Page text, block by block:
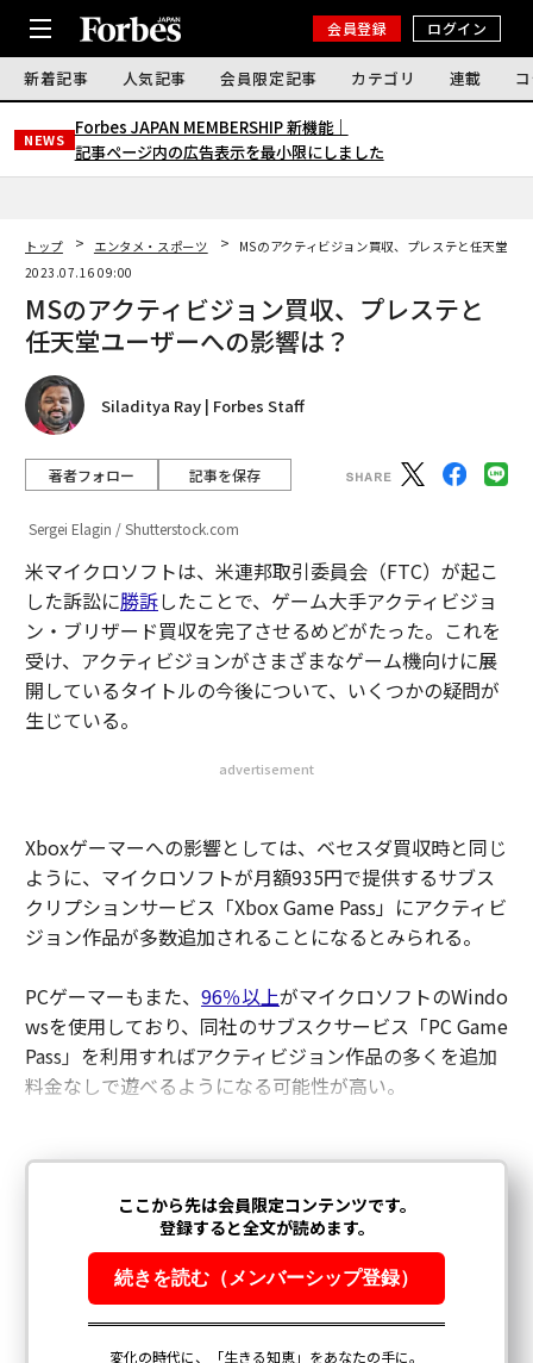
会員登録 ログイン
新着記事 人気記事 会員限定記事 カテゴリ 連載
NEWS
Forbes JAPAN MEMBERSHIP 新機能｜
記事ページ内の広告表示を最小限にしました
トップ エンタメ・スポーツ
MSのアクティビジョン買収、プレステと任天堂ユ
2023.07.16 09:00
MSのアクティビジョン買収、プレステと
任天堂ユーザーへの影響は？
Siladitya Ray | Forbes Staff
著者フォロー 記事を保存
Sergei Elagin / Shutterstock.com
米マイクロソフトは、米連邦取引委員会（FTC）が起こ
した訴訟に勝訴したことで、ゲーム大手アクティビジョ
ン・ブリザード買収を完了させるめどがたった。これを
受け、アクティビジョンがさまざまなゲーム機向けに展
開しているタイトルの今後について、いくつかの疑問が
生じている。
advertisement
Xboxゲーマーへの影響としては、ベセスダ買収時と同じ
ように、マイクロソフトが月額935円で提供するサブス
クリプションサービス「Xbox Game Pass」にアクティビ
ジョン作品が多数追加されることになるとみられる。
PCゲーマーもまた、 96％以上がマイクロソフトのWindo
wsを使用しており、同社のサブスクサービス「PC Game
Pass」を利用すればアクティビジョン作品の多くを追加
料金なしで遊べるようになる可能性が高い。